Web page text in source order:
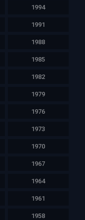
1994
1991
1988
1985
1982
1979
1976
1973
1970
1967
1964
1961
1958